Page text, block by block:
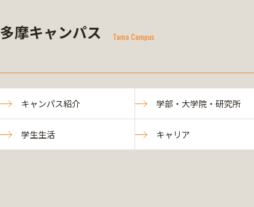
多摩キャンパス Tama Campus
キャンパス紹介 学部・大学院・研究所
学生生活 キャリア